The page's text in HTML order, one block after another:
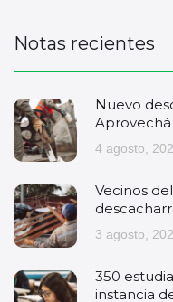
Notas recientes
Nuevo
Aprovechá
4 agosto,
Vecinos
3 agosto,
350
instancia